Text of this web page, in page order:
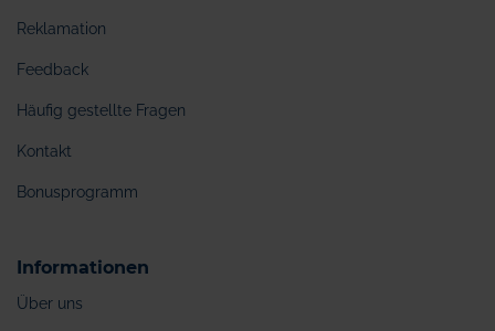
Reklamation
Feedback
Häufig gestellte Fragen
Kontakt
Bonusprogramm
Informationen
Über uns